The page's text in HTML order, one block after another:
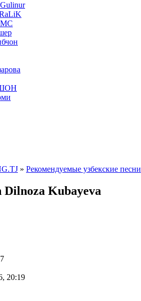
Gulinur
» Рекомендуемые узбекские песни
Dilnoza Kubayeva
20:19